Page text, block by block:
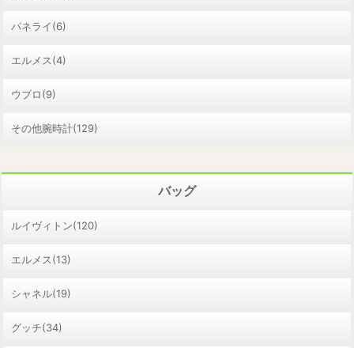
パネライ(6)
エルメス(4)
ウブロ(9)
その他腕時計(129)
バッグ
ルイヴィトン(120)
エルメス(13)
シャネル(19)
グッチ(34)